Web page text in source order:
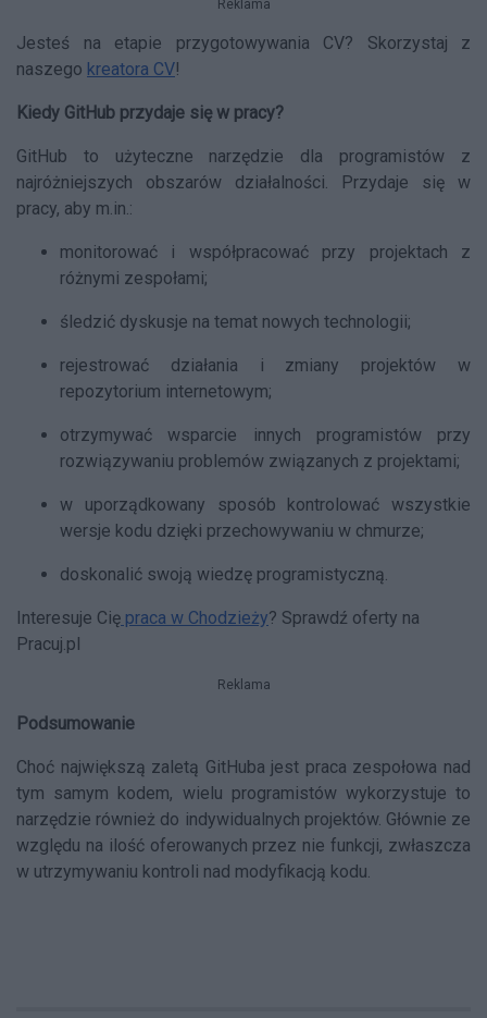
Reklama
Jesteś na etapie przygotowywania CV? Skorzystaj z
naszego kreatora CV!
Kiedy GitHub przydaje się w pracy?
GitHub to użyteczne narzędzie dla programistów z
najróżniejszych obszarów działalności. Przydaje się w
pracy, aby m.in.:
monitorować i współpracować przy projektach z
różnymi zespołami;
śledzić dyskusje na temat nowych technologii;
rejestrować działania i zmiany projektów w
repozytorium internetowym;
otrzymywać wsparcie innych programistów przy
rozwiązywaniu problemów związanych z projektami;
w uporządkowany sposób kontrolować wszystkie
wersje kodu dzięki przechowywaniu w chmurze;
doskonalić swoją wiedzę programistyczną.
Interesuje Cię praca w Chodzieży? Sprawdź oferty na
Pracuj.pl
Reklama
Podsumowanie
Choć największą zaletą GitHuba jest praca zespołowa nad
tym samym kodem, wielu programistów wykorzystuje to
narzędzie również do indywidualnych projektów. Głównie ze
względu na ilość oferowanych przez nie funkcji, zwłaszcza
w utrzymywaniu kontroli nad modyfikacją kodu.